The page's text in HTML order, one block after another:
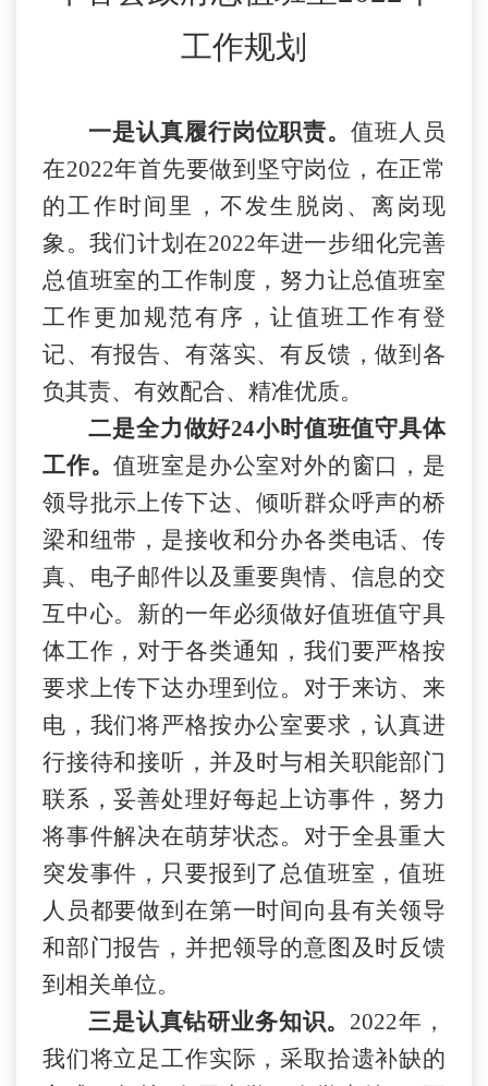
工作规划
一是认真履行岗位职责。值班人员
在2022年首先要做到坚守岗位，在正常
的工作时间里，不发生脱岗、离岗现
象。我们计划在2022年进一步细化完善
总值班室的工作制度，努力让总值班室
工作更加规范有序，让值班工作有登
记、有报告、有落实、有反馈，做到各
负其责、有效配合、精准优质。
二是全力做好24小时值班值守具体
工作。值班室是办公室对外的窗口，是
领导批示上传下达、倾听群众呼声的桥
梁和纽带，是接收和分办各类电话、传
真、电子邮件以及重要舆情、信息的交
互中心。新的一年必须做好值班值守具
体工作，对于各类通知，我们要严格按
要求上传下达办理到位。对于来访、来
电，我们将严格按办公室要求，认真进
行接待和接听，并及时与相关职能部门
联系，妥善处理好每起上访事件，努力
将事件解决在萌芽状态。对于全县重大
突发事件，只要报到了总值班室，值班
人员都要做到在第一时间向县有关领导
和部门报告，并把领导的意图及时反馈
到相关单位。
三是认真钻研业务知识。 2022年，
我们将立足工作实际，采取拾遗补缺的